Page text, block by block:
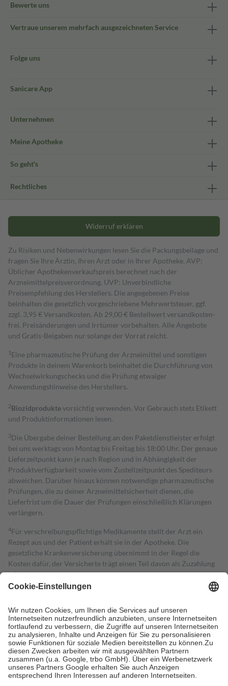
Bewerte uns
Vertraue unserem mehrfach ausgezeichneten Service
Folge uns
Sanicare App
Unternehmen
Meine Apotheke
So geht's
Rechtliches
Widerruf erklären
Zu Risiken und Nebenwirkungen lesen Sie die Packungsbeilage und
fragen Sie Ihre Ärztin, Ihren Arzt oder in Ihrer Apotheke. AVP:
Üblicher Apothekenverkaufspreis berechnet nach der
Arzneimittelpreisverordnung. UVP: Unverbindliche
Preisempfehlung des Herstellers. Die angegebenen Preise
beinhalten die gesetzlich vorgeschriebene Mehrwertsteuer, ggf.
zzgl. 3,95 € Versandkosten. Ab 29,00 € Bestell­wert versand­kosten­
frei. Preisänderungen und Irrtümer vorbehalten. Alle Angebote
und Gratis-Beigaben nur solange der Vorrat reicht.
1 Eine pharmazeutische Prüfung der Arzneimittel und sonstigen
Produkte in deinem Warenkorb beinhaltet die Durchführung von
Wechselwirkungschecks und die Prüfung etwaiger
Anwendungshinweise des Herstellers.
2Biozidproduktevorsichtig verwenden. Vor Gebrauch stets Etikett
und Produktinformationen lesen.
3Die Übergabe deiner Bestellung an den Paketdienstleister erfolgt
bei uns werktags von Montag bis Freitag bis 18:00 Uhr. Der genaue
Lieferzeitpunkt kann je nach Region und in Abhängigkeit der
Produktverfügbarkeit sowie vom Zustellzeitpunkt des Spediteurs
abweichen. Darüber hinaus können notwendige pharmazeutische
Prüfungen, die zu deiner Arzneimittelsicherheit dienen, die
Lieferfrist um die Dauer der Prüfungen einschließlich Klärungen
verlängern.
4Für verschreibungspflichtige Medikamente stellt der Arzt ein
Rezept aus und der Patient erhält sie in der Apotheke. Die
gesetzliche Krankenversicherung übernimmt in der Regel die
Kosten dafür, der Versicherte trägt einen Teil davon als Zuzahlung
mit.
Grundsätzlich leisten Mitglieder Zuzahlungen in Höhe von zehn
höchstens zehn Euro.
Es sind jedoch nie mehr als die tatsächlichen
Kosten der Leistung zu entrichten.
Diese Regeln gelten grundsätzlich auch für Online-Apotheken.
Bei Heilmitteln und häuslicher Krankenpflege beträgt die
Zuzahlung zehn Prozent der Kosten sowie zehn Euro je
Verordnung.
Um das Engagement der Versicherten für ihre eigene Gesundheit zu
stärken und die besondere Stellung der Familie zu unterstützen,